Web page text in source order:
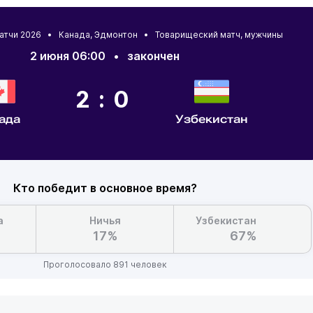
2026 • Канада, Эдмонтон • Товарищеский матч, мужчины
2 июня 06:00 • закончен
2:0
Узбекистан
Кто победит в основное время?
Ничья
17%
Узбекистан
67%
Проголосовало 891 человек